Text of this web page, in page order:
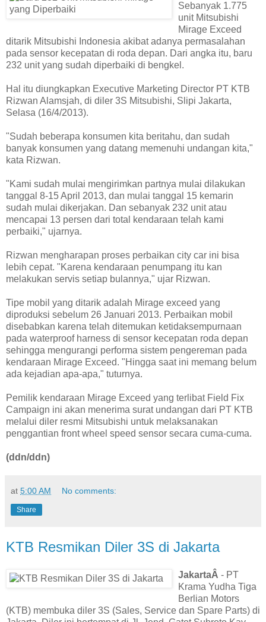
Sebanyak 1.775
unit Mitsubishi
Mirage Exceed
ditarik Mitsubishi Indonesia akibat adanya permasalahan
pada sensor kecepatan di roda depan. Dari angka itu, baru
232 unit yang sudah diperbaiki di bengkel.
Hal itu diungkapkan Executive Marketing Director PT KTB
Rizwan Alamsjah, di diler 3S Mitsubishi, Slipi Jakarta,
Selasa (16/4/2013).
"Sudah beberapa konsumen kita beritahu, dan sudah
banyak konsumen yang datang memenuhi undangan kita,"
kata Rizwan.
"Kami sudah mulai mengirimkan partnya mulai dilakukan
tanggal 8-15 April 2013, dan mulai tanggal 15 kemarin
sudah mulai dikerjakan. Dan sebanyak 232 unit atau
mencapai 13 persen dari total kendaraan telah kami
perbaiki," ujarnya.
Rizwan mengharapan proses perbaikan city car ini bisa
lebih cepat. "Karena kendaraan penumpang itu kan
melakukan servis setiap bulannya," ujar Rizwan.
Tipe mobil yang ditarik adalah Mirage exceed yang
diproduksi sebelum 26 Januari 2013. Perbaikan mobil
disebabkan karena telah ditemukan ketidaksempurnaan
pada waterproof harness di sensor kecepatan roda depan
sehingga mengurangi performa sistem pengereman pada
kendaraan Mirage Exceed. "Hingga saat ini memang belum
ada kejadian apa-apa," tuturnya.
Pemilik kendaraan Mirage Exceed yang terlibat Field Fix
Campaign ini akan menerima surat undangan dari PT KTB
melalui diler resmi Mitsubishi untuk melaksanakan
penggantian front wheel speed sensor secara cuma-cuma.
(ddn/ddn)
at 5:00 AM No comments:
Share
KTB Resmikan Diler 3S di Jakarta
JakartaÂ - PT
Krama Yudha Tiga
Berlian Motors
(KTB) membuka diler 3S (Sales, Service dan Spare Parts) di